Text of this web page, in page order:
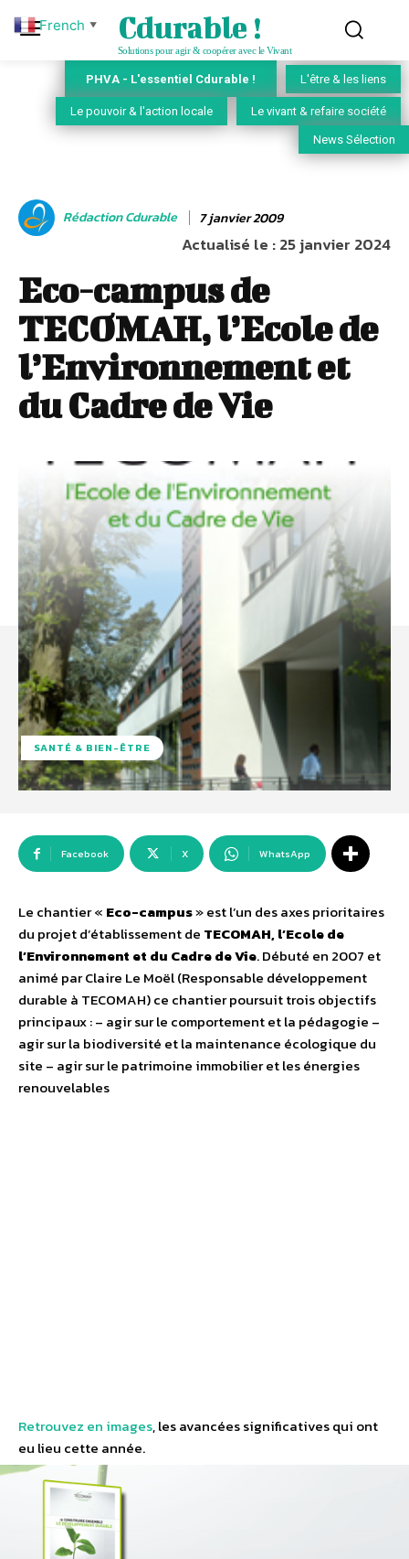
Cdurable !
Solutions pour agir & coopérer avec le Vivant
PHVA - L'essentiel Cdurable ! L'être & les liens
Le pouvoir & l'action locale Le vivant & refaire société
News Sélection
Rédaction Cdurable 7 janvier 2009
Actualisé le :25 janvier 2024
Eco-campus de
TECOMAH, l’Ecole de
l’Environnement et
du Cadre de Vie
SANTÉ & BIEN-ÊTRE
Facebook X WhatsApp
Le chantier « Eco-campus» est l’un des axes prioritaires
du projet d’établissement de TECOMAH, l’Ecole de
l’Environnement et du Cadre de Vie. Débuté en 2007 et
animé par Claire Le Moël (Responsable développement
durable à TECOMAH) ce chantier poursuit trois objectifs
principaux : – agir sur le comportement et la pédagogie –
agir sur la biodiversité et la maintenance écologique du
site – agir sur le patrimoine immobilier et les énergies
renouvelables
Retrouvez en images, les avancées significatives qui ont
eu lieu cette année.
French ▼